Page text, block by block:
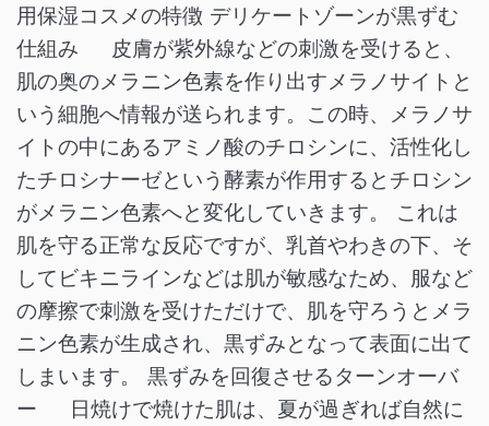
用保湿コスメの特徴 デリケートゾーンが黒ずむ
仕組み 皮膚が紫外線などの刺激を受けると、
肌の奥のメラニン色素を作り出すメラノサイトと
いう細胞へ情報が送られます。この時、メラノサ
イトの中にあるアミノ酸のチロシンに、活性化し
たチロシナーゼという酵素が作用するとチロシン
がメラニン色素へと変化していきます。 これは
肌を守る正常な反応ですが、乳首やわきの下、そ
してビキニラインなどは肌が敏感なため、服など
の摩擦で刺激を受けただけで、肌を守ろうとメラ
ニン色素が生成され、黒ずみとなって表面に出て
しまいます。 黒ずみを回復させるターンオーバ
ー 日焼けで焼けた肌は、夏が過ぎれば自然に